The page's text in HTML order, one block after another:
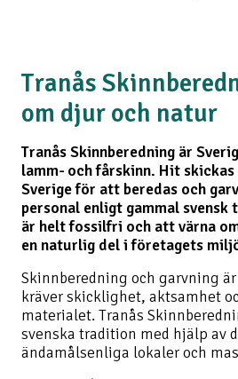
Tranås
om djur och natur
Tranås Skinnberedning är
lamm- och fårskinn. Hit skickas
Sverige för att beredas och
personal enligt gammal
är helt fossilfri och att värna
en naturlig del i företagets
Skinnberedning och garvning
kräver skicklighet, aktsamhet
materialet. Tranås
svenska tradition med hjälp av
ändamålsenliga lokaler och